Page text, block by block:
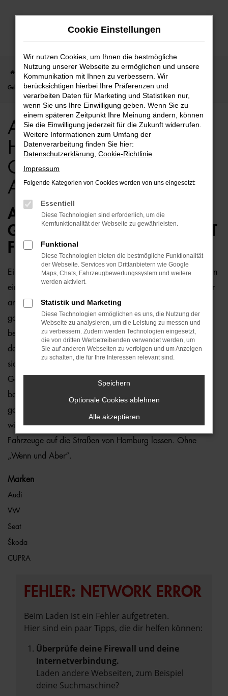
Zum
Startseite Hamburg Audi Audi A4 Allroad Audi A4 Allroad für Hamburg
Gebrauchtwagen Top Angebote
Audi A4 Allroad für
Hamburg
Gebrauchtwagen Top
Angebote
AUDI A4 ALLROAD
GEBRAUCHTWAGEN – PERFEKT
FÜR HAMBURG GEEIGNET
Ein Audi A4 Allroad Gebrauchtwagen und Hamburg passen
einfach perfekt zusammen. Dies ließe sich natürlich auch für
andere Orte sagen, denn dieses Modell überzeugt auf
ganzer Linie. Wir von der Auto-Familie Ostermaier arbeiten
bereits seit vielen Jahren mit Audi und sind von der Qualität
der Fahrzeuge begeistert. Dennoch gehen wir auf Nummer
sicher und schauen bei jedem Audi A4 Allroad
Gebrauchtwagen für Hamburg genauestens nach. Konkret
bedeutet dies, dass jedes Auto in unserer Meisterwerkstatt
gastiert und dort überprüft und ggf. repariert und gewartet
wird. Unser Credo besteht darin, dass wir nur erstklassige
Fahrzeuge auf die Straßen von Hamburg lassen. Ohne
„Wenn und Aber“.
Marken
Audi
VW
Seat
Škoda
CUPRA
FEHLER: NETWORK ERROR
Beim Laden ist ein Fehler aufgetreten.
Hier sind ein paar Tipps, die dir helfen können:
Überprüfe deine Firewall und deine
Internetverbindung.
Laden andere Webseiten, zum Beispiel
deine Suchmaschine?
Cookie Einstellungen
Wir nutzen Cookies, um Ihnen die bestmögliche
Nutzung unserer Webseite zu ermöglichen und unsere
Kommunikation mit Ihnen zu verbessern. Wir
berücksichtigen hierbei Ihre Präferenzen und
verarbeiten Daten für Marketing und Statistiken nur,
wenn Sie uns Ihre Einwilligung geben. Wenn Sie zu
einem späteren Zeitpunkt Ihre Meinung ändern, können
Sie die Einwilligung jederzeit für die Zukunft widerrufen.
Weitere Informationen zum Umfang der
Datenverarbeitung finden Sie hier:
Datenschutzerklärung Cookie-Richtlinie
Impressum
Folgende Kategorien von Cookies werden von uns eingesetzt:
Essentiell
Diese Technologien sind erforderlich, um die
Kernfunktionalität der Webseite zu gewährleisten.
Funktional
Diese Technologien bieten die bestmögliche Funktionalität
der Webseite. Services von Drittanbietern wie Google
Maps, Chats, Fahrzeugbewertungssystem und weitere
werden aktiviert.
Statistik und Marketing
Diese Technologien ermöglichen es uns, die Nutzung der
Webseite zu analysieren, um die Leistung zu messen und
zu verbessern. Zudem werden Technologien eingesetzt,
die von dritten Werbetreibenden verwendet werden, um
Sie auf anderen Webseiten zu verfolgen und um Anzeigen
zu schalten, die für Ihre Interessen relevant sind.
Speichern
Optionale Cookies ablehnen
Alle akzeptieren